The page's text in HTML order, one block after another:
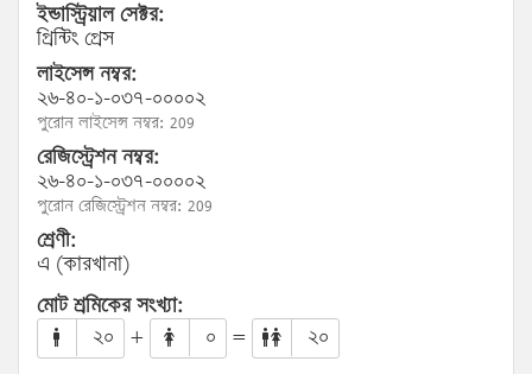
ইন্ডাস্ট্রিয়াল সেক্টর:
প্রিন্টিং প্রেস
লাইসেন্স নম্বর:
২৬-৪০-১-০৩৭-০০০০২
পুরোন লাইসেন্স নম্বর: 209
রেজিস্ট্রেশন নম্বর:
২৬-৪০-১-০৩৭-০০০০২
পুরোন রেজিস্ট্রেশন নম্বর: 209
শ্রেণী:
এ (কারখানা)
মোট শ্রমিকের সংখ্যা:
২০
+ ০ = ২০